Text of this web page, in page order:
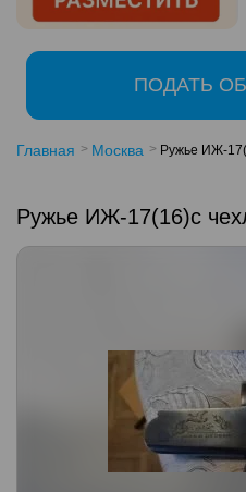
80 000 руб.
ПОДАТЬ
Главная Москва Ружье ИЖ-
Ружье ИЖ-17(16)с